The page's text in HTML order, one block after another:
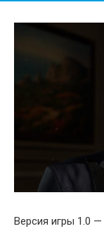
Версия игры 1.0 —